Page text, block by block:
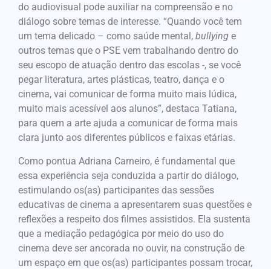
do audiovisual pode auxiliar na compreensão e no
diálogo sobre temas de interesse. “Quando você tem
um tema delicado – como saúde mental, bullying e
outros temas que o PSE vem trabalhando dentro do
seu escopo de atuação dentro das escolas -, se você
pegar literatura, artes plásticas, teatro, dança e o
cinema, vai comunicar de forma muito mais lúdica,
muito mais acessível aos alunos”, destaca Tatiana,
para quem a arte ajuda a comunicar de forma mais
clara junto aos diferentes públicos e faixas etárias.
Como pontua Adriana Carneiro, é fundamental que
essa experiência seja conduzida a partir do diálogo,
estimulando os(as) participantes das sessões
educativas de cinema a apresentarem suas questões e
reflexões a respeito dos filmes assistidos. Ela sustenta
que a mediação pedagógica por meio do uso do
cinema deve ser ancorada no ouvir, na construção de
um espaço em que os(as) participantes possam trocar,